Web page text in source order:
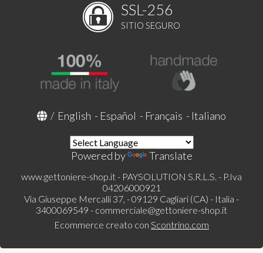
SSL-256
SITIO SEGURO
/ English - Español - Français - Italiano
Powered by Translate
www.gettoniere-shop.it - PAYSOLUTION S.R.L.S. - P.Iva
04206000921
Via Giuseppe Mercalli 37, - 09129 Cagliari (CA) - Italia -
3400069549 - commerciale@gettoniere-shop.it
Ecommerce creato con Scontrino.com